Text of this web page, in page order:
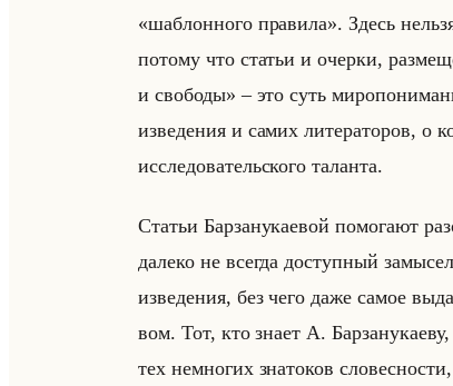
«шаблонного правила». Здесь
по­то­му что ста­тьи и очер­ки,
и свободы» – это суть
из­ве­де­ния и самих ли­те­ра­то­ров, о
ис­сле­до­ва­тельско­го та­лан­та.
Ста­тьи Бар­за­ну­ка­евой по­мо­га­ют
да­ле­ко не все­гда до­ступ­ный
из­ве­де­ния, без чего даже самое
вом. Тот, кто знает А.
тех немно­гих зна­то­ков